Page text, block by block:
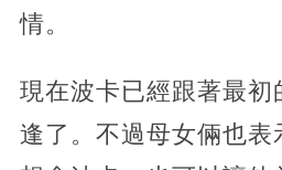
情。
現在波卡已經跟著最初
逢了。不過母女倆也表